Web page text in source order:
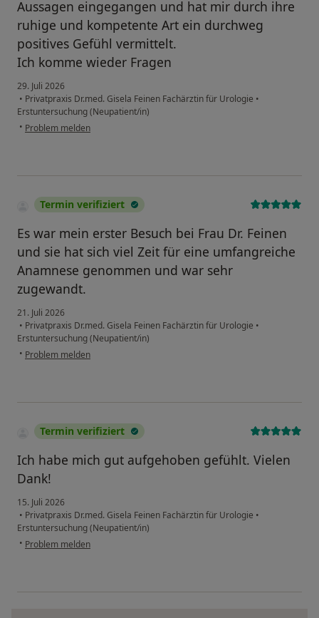
Aussagen eingegangen und hat mir durch ihre
ruhige und kompetente Art ein durchweg
positives Gefühl vermittelt.
Ich komme wieder Fragen
29. Juli 2026
• Privatpraxis Dr.med. Gisela Feinen Fachärztin für Urologie •
Erstuntersuchung (Neupatient/in)
• Problem melden
Termin verifiziert
Es war mein erster Besuch bei Frau Dr. Feinen
und sie hat sich viel Zeit für eine umfangreiche
Anamnese genommen und war sehr
zugewandt.
21. Juli 2026
• Privatpraxis Dr.med. Gisela Feinen Fachärztin für Urologie •
Erstuntersuchung (Neupatient/in)
• Problem melden
Termin verifiziert
Ich habe mich gut aufgehoben gefühlt. Vielen
Dank!
15. Juli 2026
• Privatpraxis Dr.med. Gisela Feinen Fachärztin für Urologie •
Erstuntersuchung (Neupatient/in)
• Problem melden